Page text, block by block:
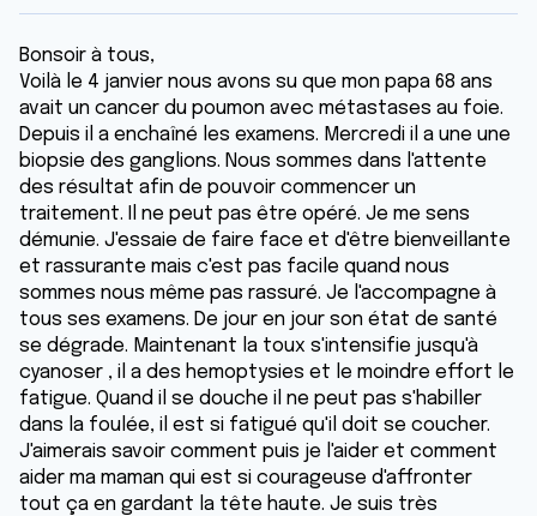
Bonsoir à tous,
Voilà le 4 janvier nous avons su que mon papa 68 ans
avait un cancer du poumon avec métastases au foie.
Depuis il a enchaîné les examens. Mercredi il a une une
biopsie des ganglions. Nous sommes dans l'attente
des résultat afin de pouvoir commencer un
traitement. Il ne peut pas être opéré. Je me sens
démunie. J'essaie de faire face et d'être bienveillante
et rassurante mais c'est pas facile quand nous
sommes nous même pas rassuré. Je l'accompagne à
tous ses examens. De jour en jour son état de santé
se dégrade. Maintenant la toux s'intensifie jusqu'à
cyanoser , il a des hemoptysies et le moindre effort le
fatigue. Quand il se douche il ne peut pas s'habiller
dans la foulée, il est si fatigué qu'il doit se coucher.
J'aimerais savoir comment puis je l'aider et comment
aider ma maman qui est si courageuse d'affronter
tout ça en gardant la tête haute. Je suis très